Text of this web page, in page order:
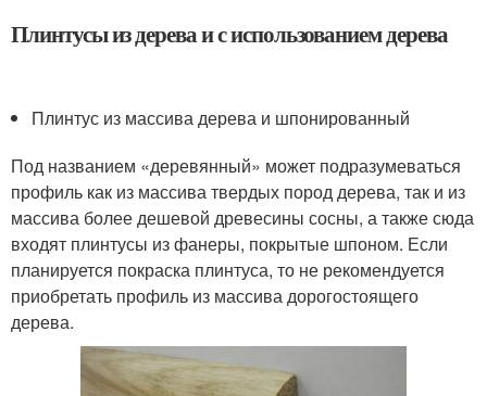
Плинтусы из дерева и с использованием дерева
Плинтус из массива дерева и шпонированный
Под названием «деревянный» может подразумеваться
профиль как из массива твердых пород дерева, так и из
массива более дешевой древесины сосны, а также сюда
входят плинтусы из фанеры, покрытые шпоном. Если
планируется покраска плинтуса, то не рекомендуется
приобретать профиль из массива дорогостоящего
дерева.